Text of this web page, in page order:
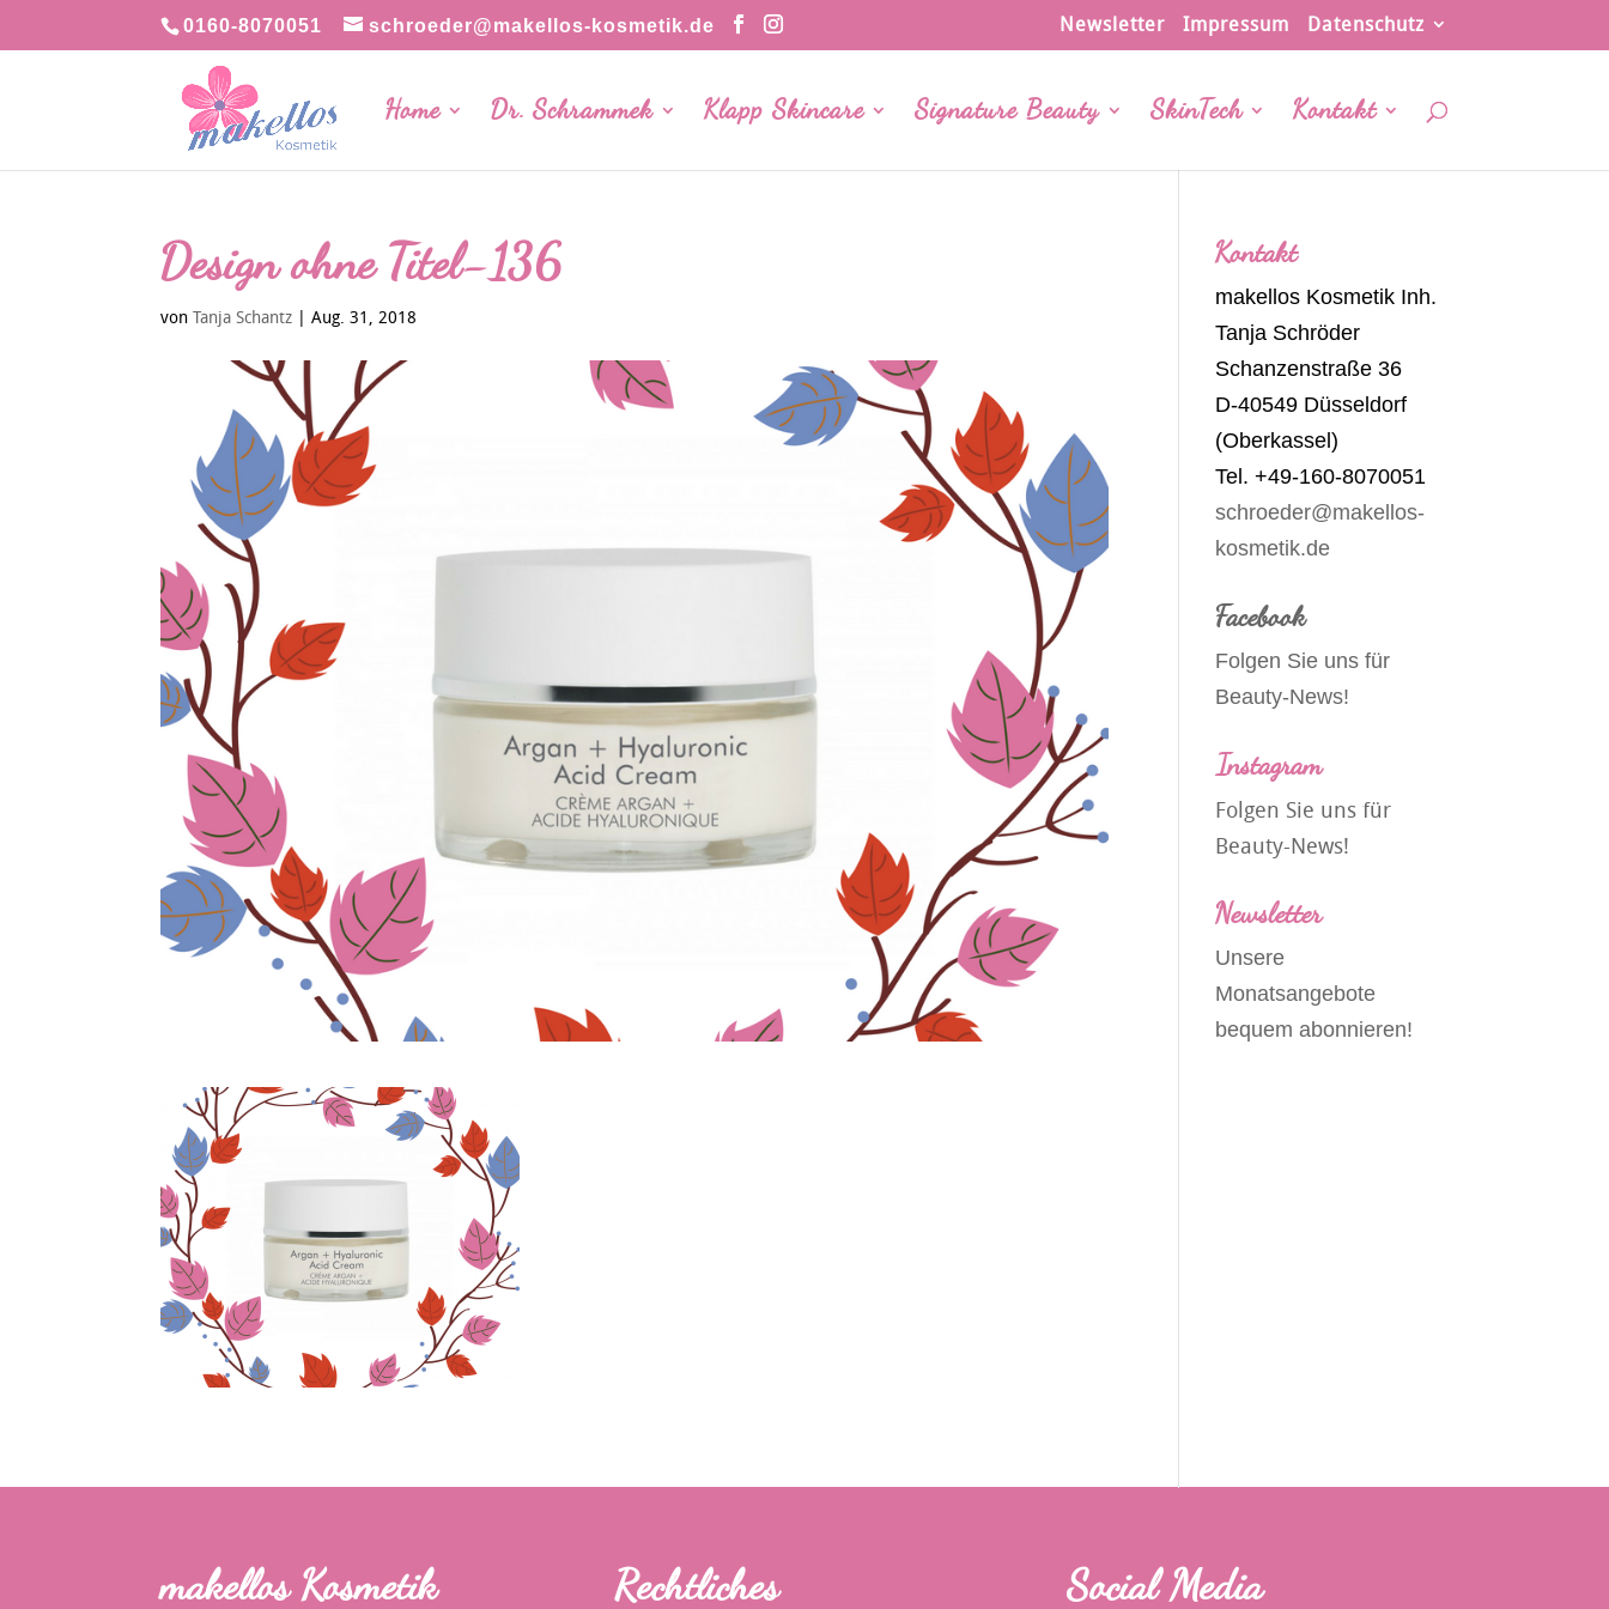
0160-8070051 schroeder@makellos-kosmetik.de Newsletter Impressum Datenschutz
Home Dr. Schrammek Klapp Skincare Signature Beauty SkinTech Kontakt
Design ohne Titel-136
vonTanja Schantz |Aug. 31, 2018
Kontakt
makellos Kosmetik Inh.
Tanja Schröder
Schanzenstraße 36
D-40549 Düsseldorf
(Oberkassel)
Tel. +49-160-8070051
schroeder@makellos-
kosmetik.de
Facebook
Folgen Sie uns für
Beauty-News!
Instagram
Folgen Sie uns für
Beauty-News!
Newsletter
Unsere
Monatsangebote
bequem abonnieren!
makellos Kosmetik Rechtliches Social Media